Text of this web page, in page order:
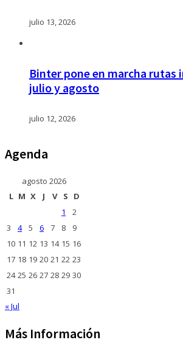
julio 13, 2026
Binter pone en marcha rutas
julio y agosto
julio 12, 2026
Agenda
agosto 2026
L M X J V S
D
1
2
3
4 5 6 7 8
9
10 11 12 13 14 15 16
17 18 19 20 21 22 23
24 25 26 27 28 29 30
31
« Jul
Más Información